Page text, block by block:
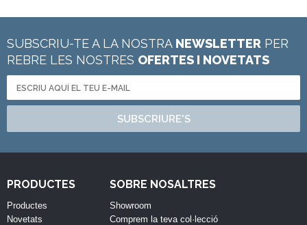
SUBSCRIU-TE A LA NOSTRA NEWSLETTER PER
REBRE LES NOSTRES OFERTES I NOVETATS
SUBSCRIURE'S
PRODUCTES
Productes
Novetats
SOBRE NOSALTRES
Showroom
Comprem la teva col·lecció